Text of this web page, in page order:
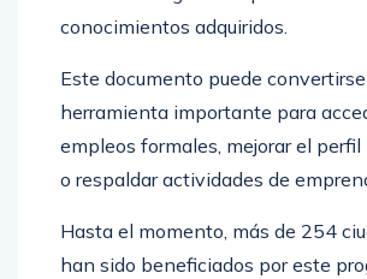
conocimientos adquiridos.
Este documento puede
herramienta importante para
empleos formales, mejorar el
o respaldar actividades de
Hasta el momento, más de 254
han sido beneficiados por este